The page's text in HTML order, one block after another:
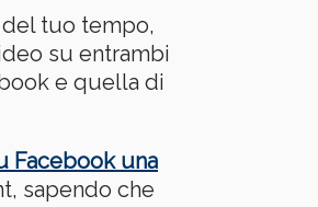
tuo tempo,
su entrambi
e quella di
Facebook una
sapendo che